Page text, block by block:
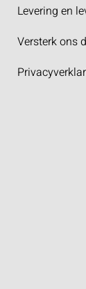
Levering en
Versterk ons